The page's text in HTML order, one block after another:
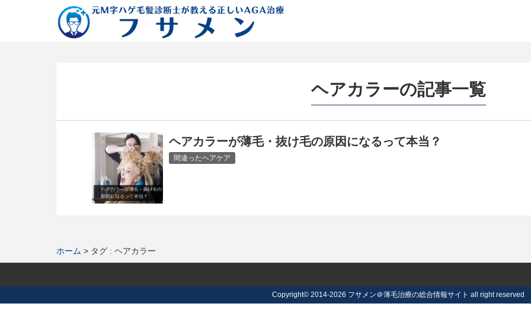
ホーム タグ : ヘアカラー
ヘアカラーの記事一覧
ヘアカラーが薄毛・抜け毛の原因になるって本当？
間違ったヘアケア
Copyright© 2014-2026 フサメン＠薄毛治療の総合情報サイト all right reserved